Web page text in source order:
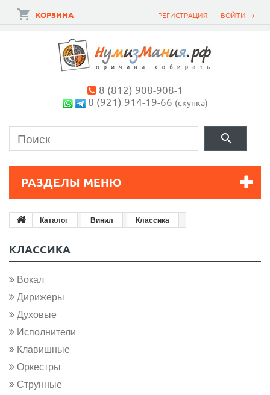
ВОЙТИ
РЕГИСТРАЦИЯ
КОРЗИНА
8 (812) 908-908-1
8 (921) 914-19-66 (скупка)
РАЗДЕЛЫ МЕНЮ
Каталог Винил Классика
КЛАССИКА
Вокал
Дирижеры
Духовые
Исполнители
Клавишные
Оркестры
Струнные